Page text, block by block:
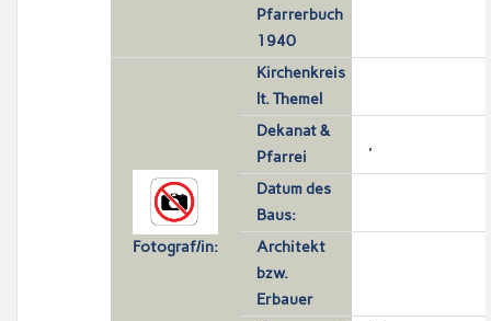
Pfarrerbuch
1940
Fotograf/in:
Kirchenkreis
lt. Themel
Dekanat &
Pfarrei
,
Datum des
Baus:
Architekt
bzw.
Erbauer